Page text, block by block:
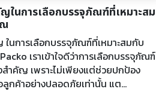
ในการเลือกบรรจุภัณฑ์ที่เหมาะสม
นการเลือกบรรจุภัณฑ์ที่เหมาะสมกับ
เราเข้าใจดีว่าการเลือกบรรจุภัณฑ์
สำคัญ เพราะไม่เพียงแต่ช่วยปกป้อง
ลูกค้าอย่างปลอดภัยเท่านั้น แต...